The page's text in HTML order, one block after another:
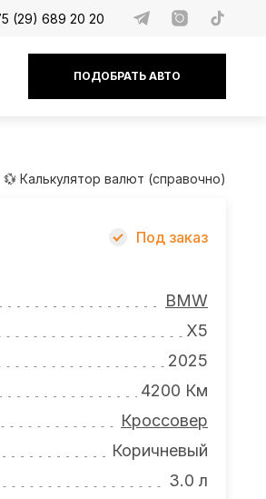
(29) 689 20 20
ПОДОБРАТЬ АВТО
💱 Калькулятор валют (справочно)
Под заказ
BMW
X5
2025
4200 Км
Кроссовер
Коричневый
3.0 л